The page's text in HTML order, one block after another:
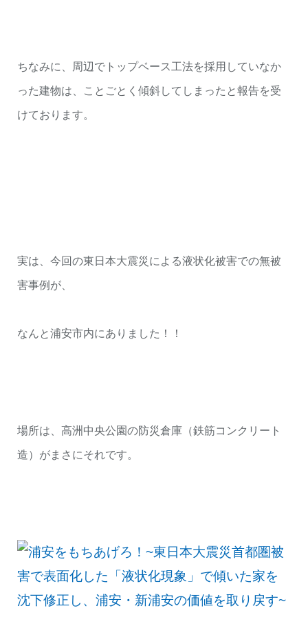
ちなみに、周辺でトップベース工法を採用していなか
った建物は、ことごとく傾斜してしまったと報告を受
けております。
実は、今回の東日本大震災による液状化被害での無被
害事例が、
なんと浦安市内にありました！！
場所は、高洲中央公園の防災倉庫（鉄筋コンクリート
造）がまさにそれです。